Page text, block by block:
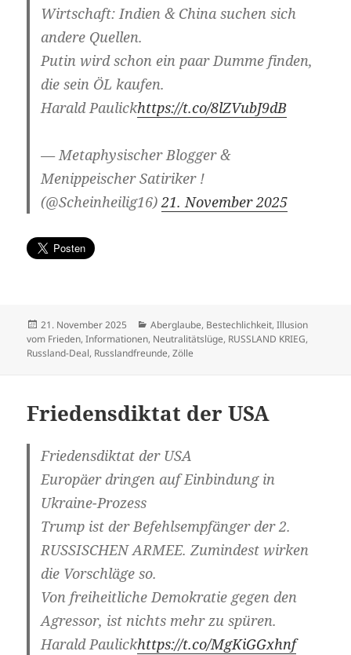
Wirtschaft: Indien & China suchen sich
andere Quellen.
Putin wird schon ein paar Dumme finden,
die sein ÖL kaufen.
Harald Paulickhttps://t.co/8lZVubJ9dB
— Metaphysischer Blogger &
Menippeischer Satiriker !
(@Scheinheilig16)21. November 2025
Veröffentlicht
am
21. November 2025 Kategorien
Aberglaube, Bestechlichkeit,Illusion
vom Frieden,Informationen, Neutralitätslüge, RUSSLAND KRIEG,
Russland-Deal, Russlandfreunde,Zölle
Friedensdiktat der USA
Friedensdiktat der USA
Europäer dringen auf Einbindung in
Ukraine-Prozess
Trump ist der Befehlsempfänger der 2.
RUSSISCHEN ARMEE. Zumindest wirken
die Vorschläge so.
Von freiheitliche Demokratie gegen den
Agressor, ist nichts mehr zu spüren.
Harald Paulickhttps://t.co/MgKiGGxhnf